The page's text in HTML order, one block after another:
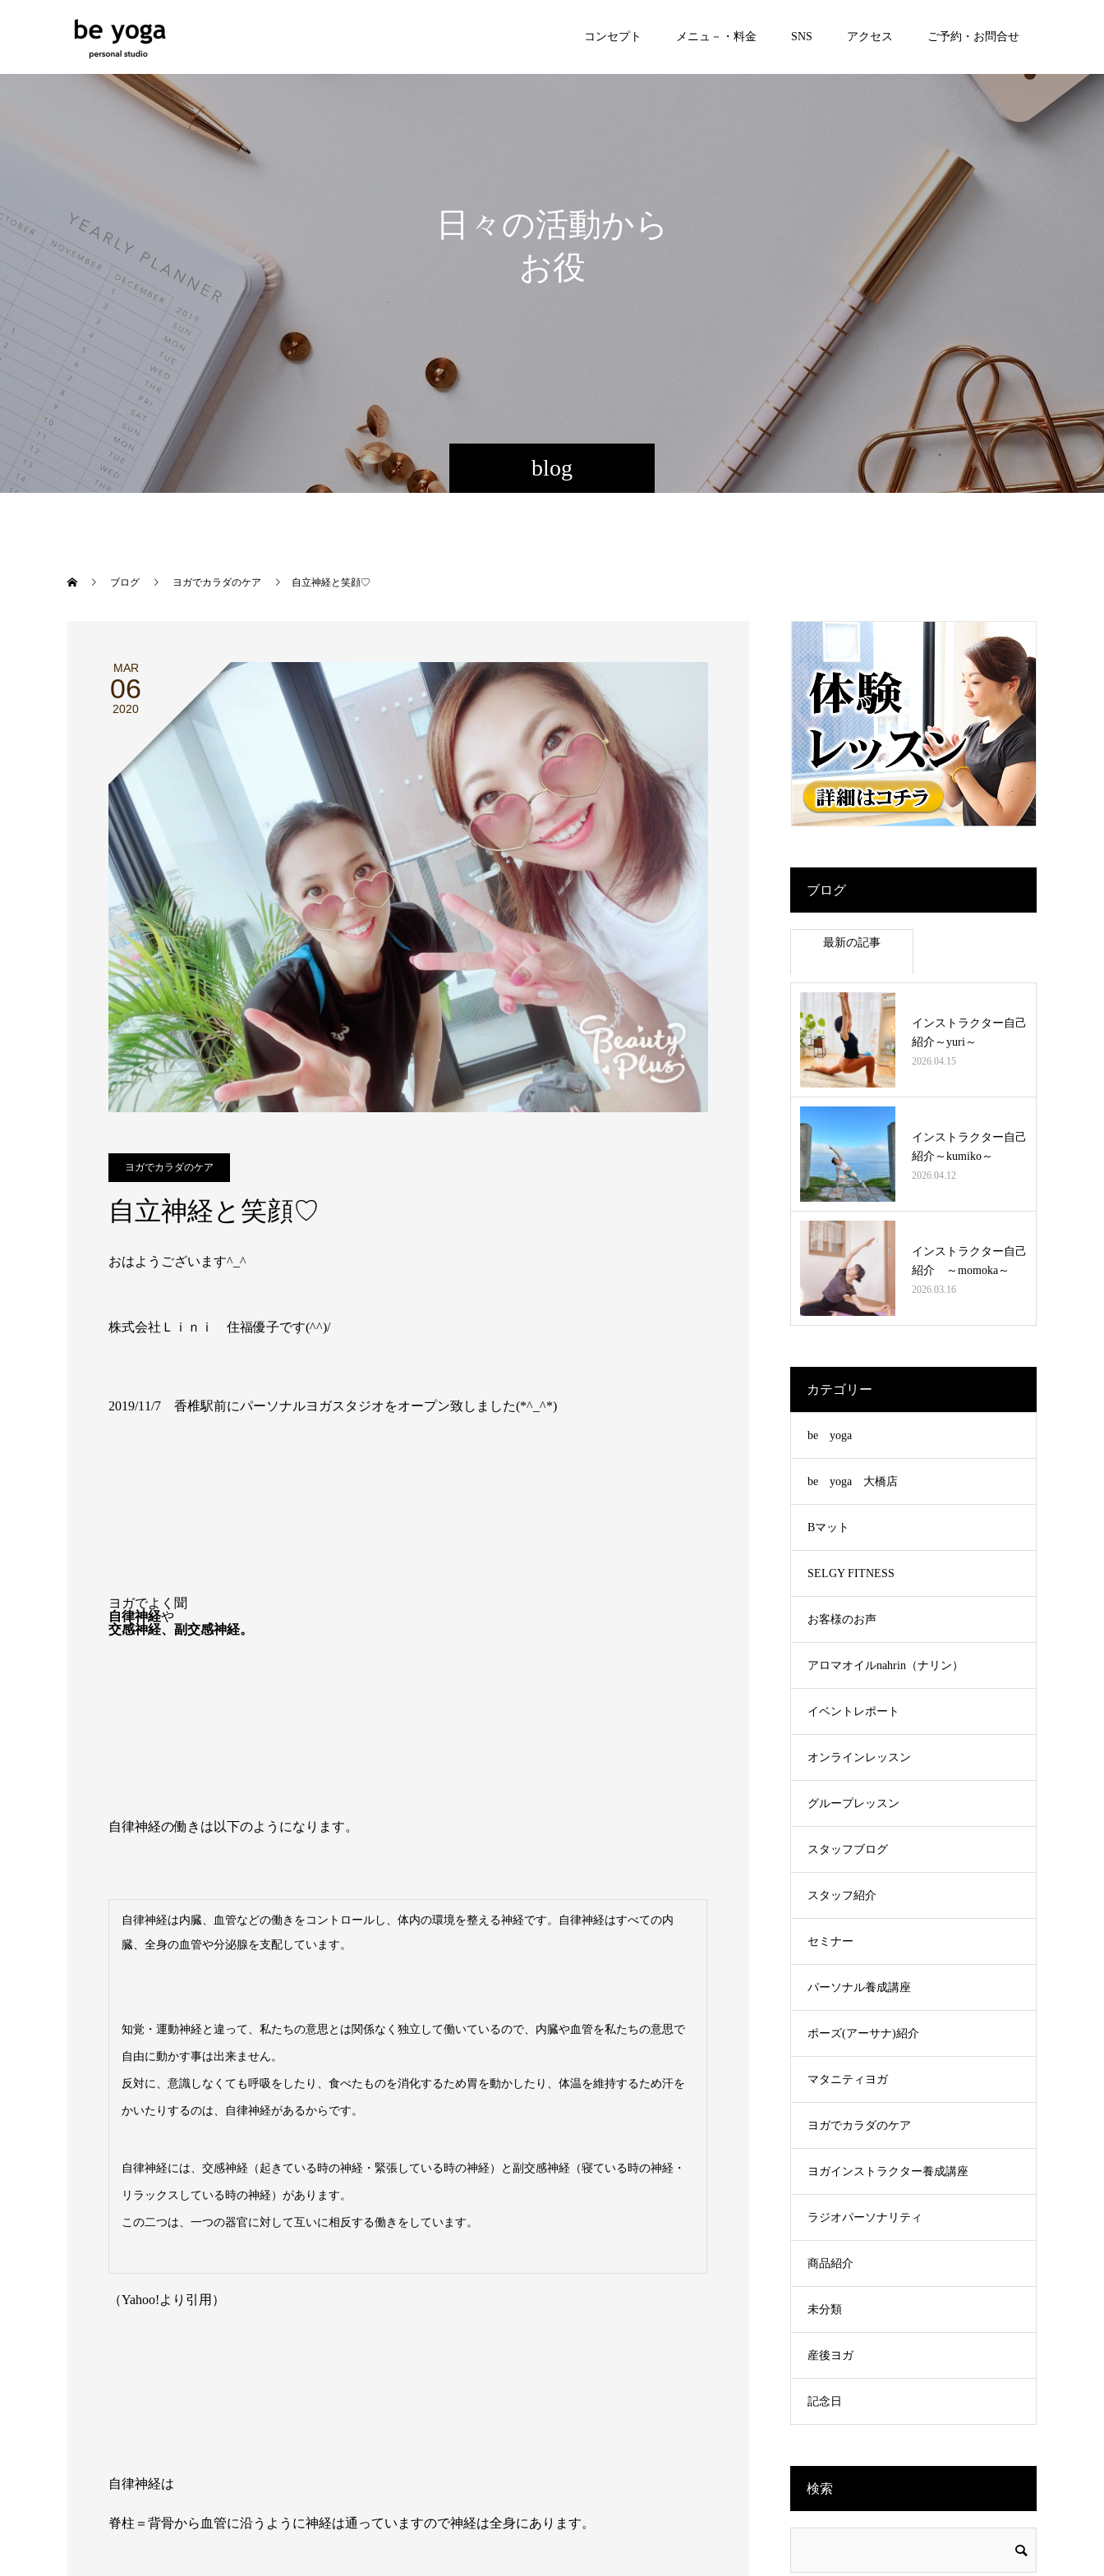
コンセプト メニュ－・料金 SNS アクセス ご予約・お問合せ
blog
日 々 の活動か ら
ち記事
ブログ ヨガでカラダのケア 自立神経と笑顔♡
MAR
06
2020
ヨガでカラダのケア
自立神経と笑顔♡
おはようございます^_^
株式会社Ｌｉｎｉ 住福優子です(^^)/
2019/11/7 香椎駅前にパーソナルヨガスタジオをオープン致しました(*^_^*)
ヨガでよく聞
自律神経や
交感神経、副交感神経。
自律神経の働きは以下のようになります。
自律神経は内臓、血管などの働きをコントロールし、体内の環境を整える神経です。自律神経はすべての内
臓、全身の血管や分泌腺を支配しています。
知覚・運動神経と違って、私たちの意思とは関係なく独立して働いているので、内臓や血管を私たちの意思で
自由に動かす事は出来ません。
反対に、意識しなくても呼吸をしたり、食べたものを消化するため胃を動かしたり、体温を維持するため汗を
かいたりするのは、自律神経があるからです。
自律神経には、交感神経（起きている時の神経・緊張している時の神経）と副交感神経（寝ている時の神経・
リラックスしている時の神経）があります。
この二つは、一つの器官に対して互いに相反する働きをしています。
（Yahoo!より引用）
自律神経は
脊柱＝背骨から血管に沿うように神経は通っていますので神経は全身にあります。
ブログ
最新の記事
インストラクター自己
紹介～yuri～
2026.04.15
インストラクター自己
紹介～kumiko～
2026.04.12
インストラクター自己
紹介 ～momoka～
2026.03.16
カテゴリー
be yoga
be yoga 大橋店
Bマット
SELGY FITNESS
お客様のお声
アロマオイルnahrin（ナリン）
イベントレポート
オンラインレッスン
グループレッスン
スタッフブログ
スタッフ紹介
セミナー
パーソナル養成講座
ポーズ(アーサナ)紹介
マタニティヨガ
ヨガでカラダのケア
ヨガインストラクター養成講座
ラジオパーソナリティ
商品紹介
未分類
産後ヨガ
記念日
検索